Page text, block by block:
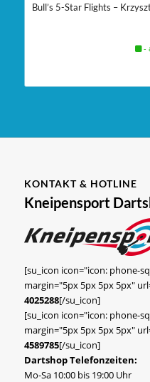
Bull’s 5-Star Flights –
-
KONTAKT & HOTLINE
Kneipensport
[su_icon icon="icon: phone-
margin="5px 5px 5px 5px"
4025288[/su_icon]
[su_icon icon="icon: phone-
margin="5px 5px 5px 5px"
4589785[/su_icon]
Dartshop Telefonzeiten:
Mo-Sa 10:00 bis 19:00 Uhr